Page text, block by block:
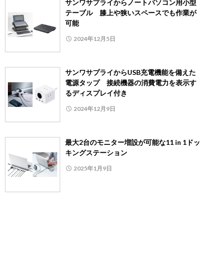
サンワサプライからノートパソコン用小型
テーブル 膝上や狭いスペースでも作業が
可能
2024年12月5日
サンワサプライからUSB充電機能を備えた
電源タップ 接続機器の消費電力を表示す
るディスプレイ付き
2024年12月9日
最大2台のモニター増設が可能な11 in 1ドッ
キングステーション
2025年1月9日